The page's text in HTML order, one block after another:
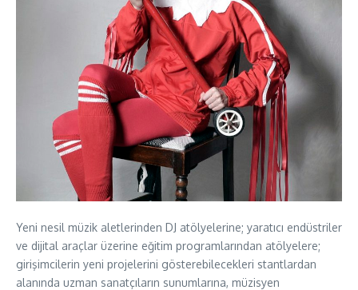
Yeni nesil müzik aletlerinden DJ atölyelerine; yaratıcı endüstriler
ve dijital araçlar üzerine eğitim programlarından atölyelere;
girişimcilerin yeni projelerini gösterebilecekleri stantlardan
alanında uzman sanatçıların sunumlarına, müzisyen